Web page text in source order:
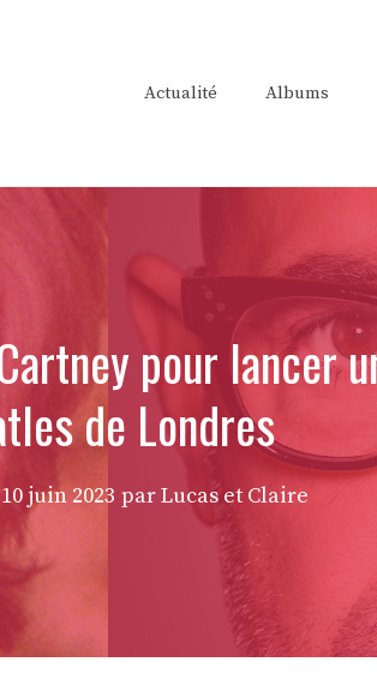
Actualité Albums
pour lancer
de Londres
10 juin 2023 par Lucas et Claire